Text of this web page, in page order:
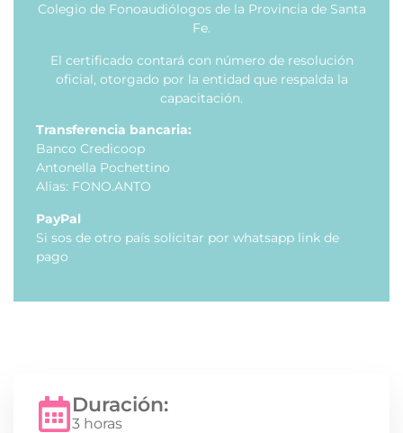
Colegio de Fonoaudiólogos de la Provincia de Santa
Fe.
El certificado contará con número de resolución
oficial, otorgado por la entidad que respalda la
capacitación.
Transferencia bancaria:
Banco Credicoop
Antonella Pochettino
Alias: FONO.ANTO
PayPal
Si sos de otro país solicitar por whatsapp link de
pago
Duración:
3 horas